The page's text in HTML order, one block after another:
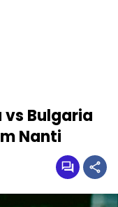
vs Bulgaria
Nanti